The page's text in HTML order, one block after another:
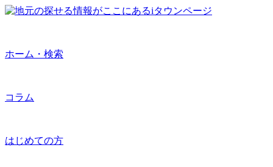
ホーム・検索
コラム
はじめての方